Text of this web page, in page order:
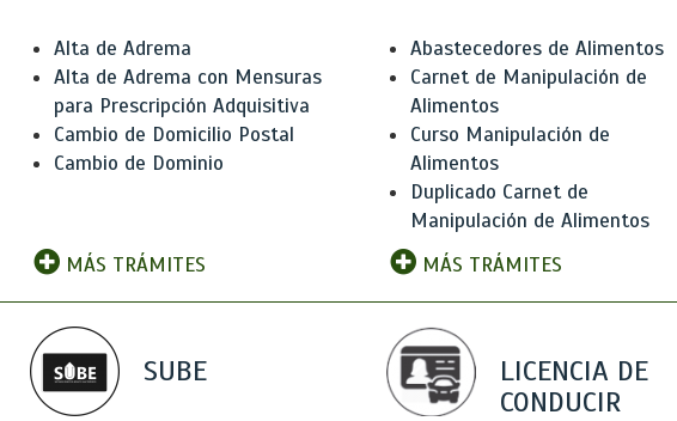
Alta de Adrema
Alta de Adrema con Mensuras
para Prescripción Adquisitiva
Cambio de Domicilio Postal
Cambio de Dominio
MÁS TRÁMITES
Abastecedores de Alimentos
Carnet de Manipulación de
Alimentos
Curso Manipulación de
Alimentos
Duplicado Carnet de
Manipulación de Alimentos
MÁS TRÁMITES
SUBE
LICENCIA DE
CONDUCIR